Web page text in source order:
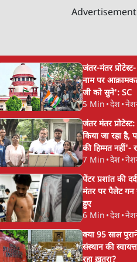
Advertisement
जंतर-मंतर
नाम पर
जी को सुने': SC
5 Min •देश•
जंतर मंतर
किया जा रहा है,
की हिम्मत नहीं'-
7 Min •देश•
पेंटर प्रशांत की
मंतर पर पैलेट गन
हुए
6 Min •देश•
क्या 95 साल
संस्थान की